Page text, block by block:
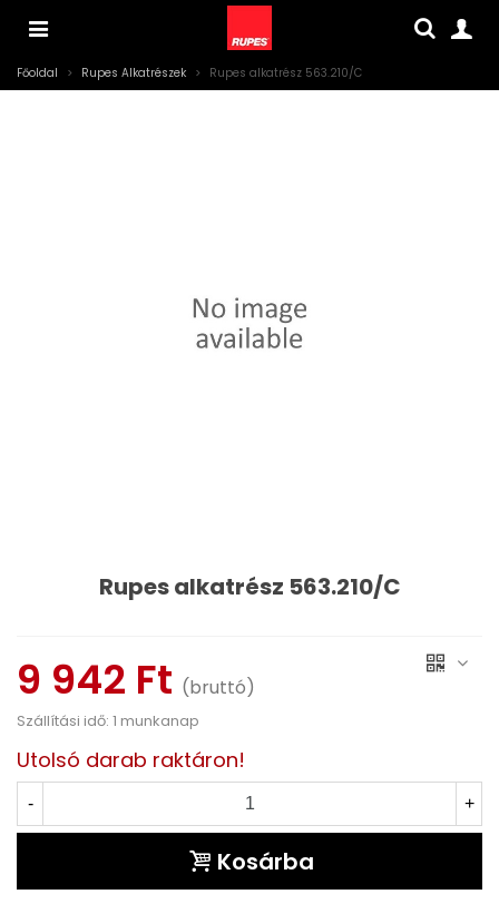
Főoldal > Rupes Alkatrészek > Rupes alkatrész 563.210/C
Rupes alkatrész 563.210/C
9 942 Ft (bruttó)
Szállítási idő: 1 munkanap
Utolsó darab raktáron!
- +
Kosárba